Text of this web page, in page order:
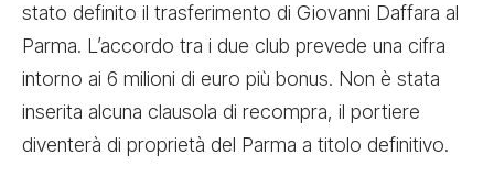
stato definito il trasferimento di Giovanni Daffara al
Parma. L’accordo tra i due club prevede una cifra
intorno ai 6 milioni di euro più bonus. Non è stata
inserita alcuna clausola di recompra, il portiere
diventerà di proprietà del Parma a titolo definitivo.